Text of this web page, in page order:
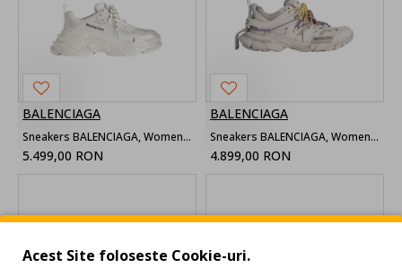
BALENCIAGA
Sneakers BALENCIAGA, Women's Triple S Glitter Spray Sneaker in White/silver
5.499,00 RON
BALENCIAGA
Sneakers BALENCIAGA, Women's Track Trail Laces Sneaker in Taupe/yellow/purple/brown/black
4.899,00 RON
Acest Site foloseste Cookie-uri.